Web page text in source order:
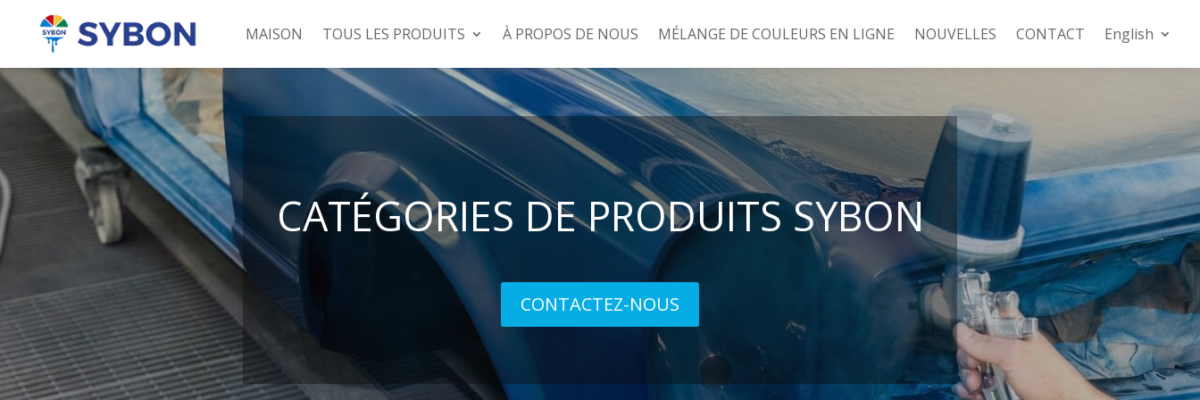
MAISON TOUS LES PRODUITS À PROPOS DE NOUS MÉLANGE DE COULEURS EN LIGNE NOUVELLES CONTACT English
CATÉGORIES DE PRODUITS SYBON
CONTACTEZ-NOUS